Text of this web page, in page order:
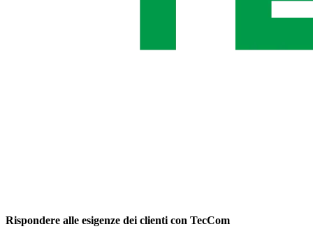
Rispondere alle esigenze dei clienti con TecCom